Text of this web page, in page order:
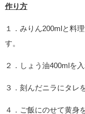
作り方
１．みりん200mlと料
す。
２．しょう油400mlを
３．刻んだニラにタレ
４．ご飯にのせて黄身